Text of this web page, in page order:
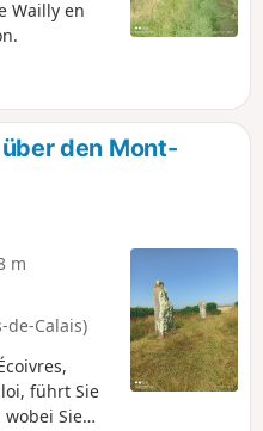
Wailly en
den Mont-
m
de-Calais)
führt Sie
Sie